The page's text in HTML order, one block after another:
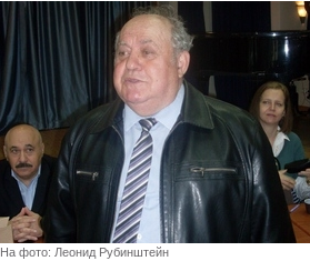
На фото: Леонид Рубинштейн